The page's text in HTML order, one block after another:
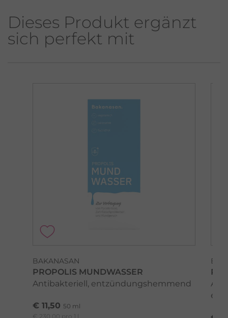
Dieses Produkt ergänzt
sich perfekt mit
BAKANASAN
PROPOLIS MUNDWASSER
Antibakteriell, entzündungshemmend
€ 11,50 50 ml
€ 230,00 pro 1 l